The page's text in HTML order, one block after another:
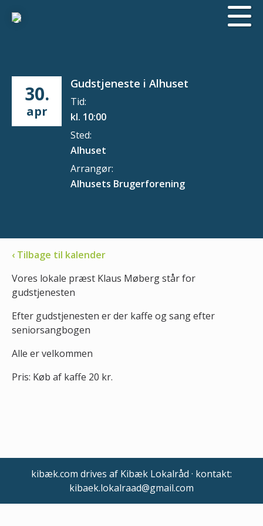
30.
apr
Gudstjeneste i Alhuset
Tid:
kl. 10:00
Sted:
Alhuset
Arrangør:
Alhusets Brugerforening
‹ Tilbage til kalender
Vores lokale præst Klaus Møberg står for
gudstjenesten
Efter gudstjenesten er der kaffe og sang efter
seniorsangbogen
Alle er velkommen
Pris: Køb af kaffe 20 kr.
kibæk.com drives af Kibæk Lokalråd · kontakt:
kibaek.lokalraad@gmail.com